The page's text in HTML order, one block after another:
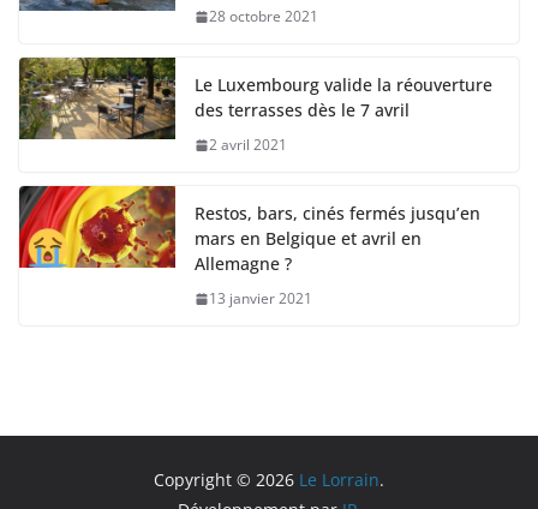
28 octobre 2021
Le Luxembourg valide la réouverture
des terrasses dès le 7 avril
2 avril 2021
Restos, bars, cinés fermés jusqu’en
mars en Belgique et avril en
Allemagne ?
13 janvier 2021
Copyright © 2026 Le Lorrain.